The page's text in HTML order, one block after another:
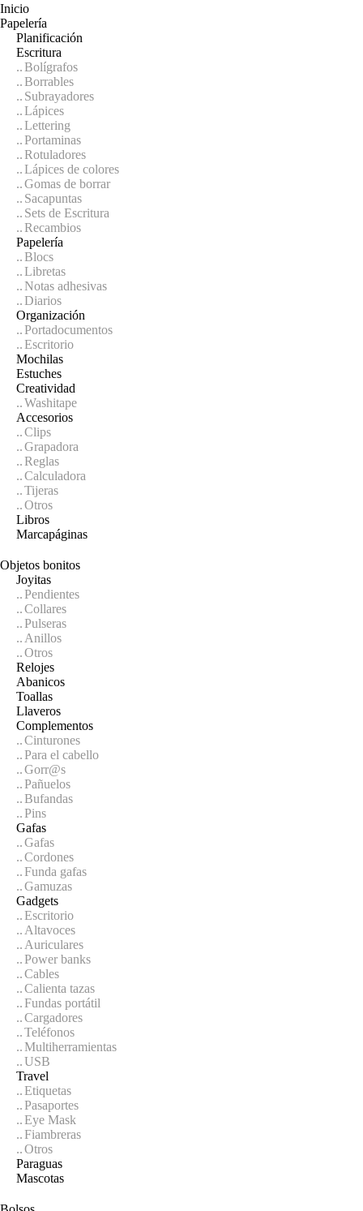
Inicio
Papelería
Planificación
Escritura
Bolígrafos
Borrables
Subrayadores
Lápices
Lettering
Portaminas
Rotuladores
Lápices de colores
Gomas de borrar
Sacapuntas
Sets de Escritura
Recambios
Papelería
Blocs
Libretas
Notas adhesivas
Diarios
Organización
Portadocumentos
Escritorio
Mochilas
Estuches
Creatividad
Washitape
Accesorios
Clips
Grapadora
Reglas
Calculadora
Tijeras
Otros
Libros
Marcapáginas
Objetos bonitos
Joyitas
Pendientes
Collares
Pulseras
Anillos
Otros
Relojes
Abanicos
Toallas
Llaveros
Complementos
Cinturones
Para el cabello
Gorr@s
Pañuelos
Bufandas
Pins
Gafas
Gafas
Cordones
Funda gafas
Gamuzas
Gadgets
Escritorio
Altavoces
Auriculares
Power banks
Cables
Calienta tazas
Fundas portátil
Cargadores
Teléfonos
Multiherramientas
USB
Travel
Etiquetas
Pasaportes
Eye Mask
Fiambreras
Otros
Paraguas
Mascotas